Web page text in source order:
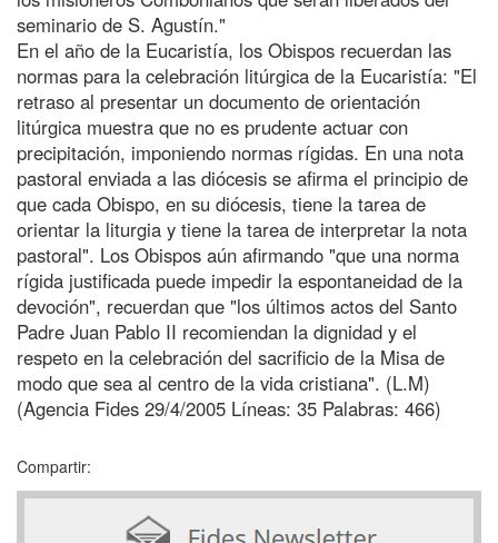
seminario de S. Agustín."
En el año de la Eucaristía, los Obispos recuerdan las
normas para la celebración litúrgica de la Eucaristía: "El
retraso al presentar un documento de orientación
litúrgica muestra que no es prudente actuar con
precipitación, imponiendo normas rígidas. En una nota
pastoral enviada a las diócesis se afirma el principio de
que cada Obispo, en su diócesis, tiene la tarea de
orientar la liturgia y tiene la tarea de interpretar la nota
pastoral". Los Obispos aún afirmando "que una norma
rígida justificada puede impedir la espontaneidad de la
devoción", recuerdan que "los últimos actos del Santo
Padre Juan Pablo II recomiendan la dignidad y el
respeto en la celebración del sacrificio de la Misa de
modo que sea al centro de la vida cristiana". (L.M)
(Agencia Fides 29/4/2005 Líneas: 35 Palabras: 466)
Compartir: